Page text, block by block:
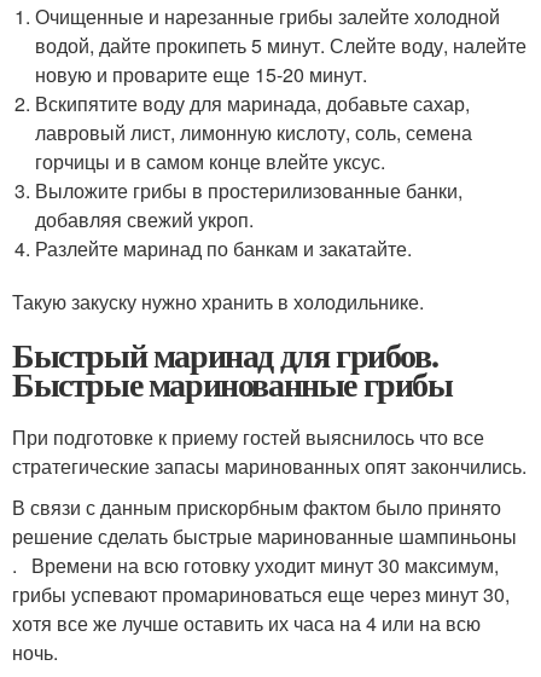
Очищенные и нарезанные грибы залейте холодной
водой, дайте прокипеть 5 минут. Слейте воду, налейте
новую и проварите еще 15-20 минут.
Вскипятите воду для маринада, добавьте сахар,
лавровый лист, лимонную кислоту, соль, семена
горчицы и в самом конце влейте уксус.
Выложите грибы в простерилизованные банки,
добавляя свежий укроп.
Разлейте маринад по банкам и закатайте.
Такую закуску нужно хранить в холодильнике.
Быстрый маринад для грибов.
Быстрые маринованные грибы
При подготовке к приему гостей выяснилось что все
стратегические запасы маринованных опят закончились.
В связи с данным прискорбным фактом было принято
решение сделать быстрые маринованные шампиньоны
. Времени на всю готовку уходит минут 30 максимум,
грибы успевают промариноваться еще через минут 30,
хотя все же лучше оставить их часа на 4 или на всю
ночь.